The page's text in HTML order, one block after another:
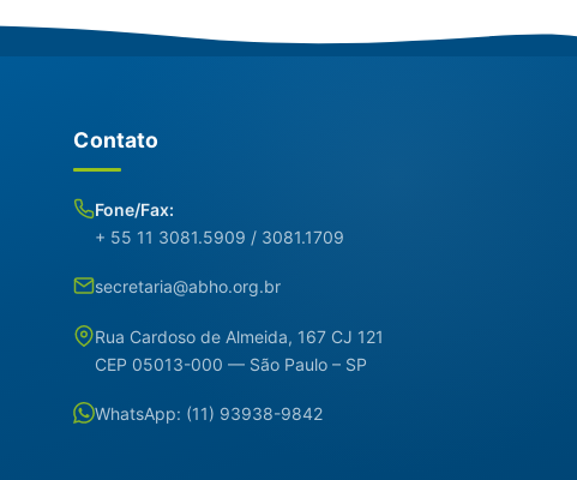
Contato
Fone/Fax:
+ 55 11 3081.5909 / 3081.1709
secretaria@abho.org.br
Rua Cardoso de Almeida, 167 CJ 121
CEP 05013-000 — São Paulo – SP
WhatsApp: (11) 93938-9842